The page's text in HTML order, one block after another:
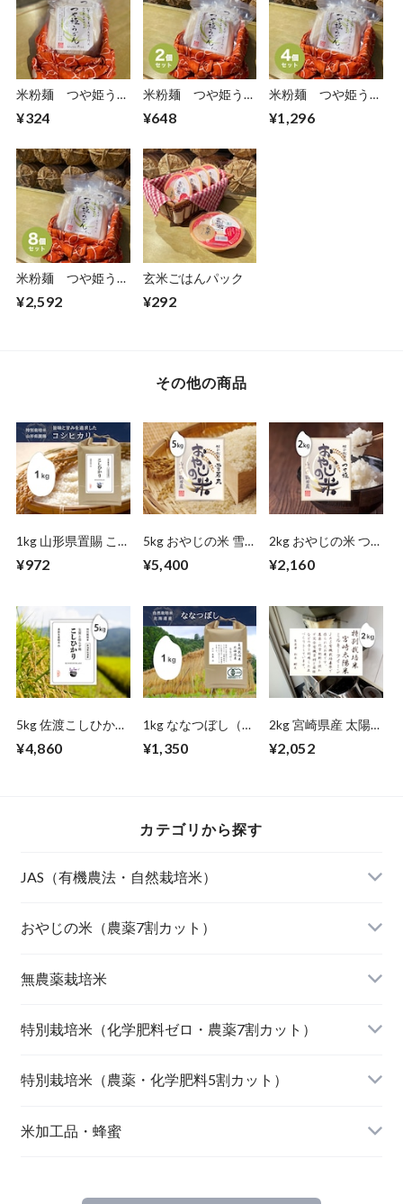
米粉麺 つや姫うど
¥324
米粉麺 つや姫うど
ト）
¥648
米粉麺 つや姫うど
ト）
¥1,296
米粉麺 つや姫うど
ト）
¥2,592
玄米ごはんパック
¥292
その他の商品
1kg 山形県置賜 こ
¥972
5kg おやじの米 雪
¥5,400
2kg おやじの米 つ
¥2,160
5kg 佐渡こしひかり
¥4,860
1kg ななつぼし（北
¥1,350
2kg 宮崎県産 太陽
（無農薬栽培米）
¥2,052
カテゴリから探す
JAS（有機農法・自然栽培米）
山形東置賜 つや姫（有機栽培米）
山形庄内 ミルキークィーン（有機栽培米）
北海道産 おぼろづき（自然栽培米）
北海道産 ななつぼし（自然栽培米）
島根松江きぬむすめ(有機栽培米)
おやじの米（農薬7割カット）
おやじの米 山形鶴岡産 雪若丸
【完売】おやじの米 山形鶴岡産ササニシキ
おやじの米 山形鶴岡産つや姫
おやじの米 山形鶴岡産こしひかり
無農薬栽培米
宮崎県産 太陽米ミルキークィーン
【完売】島根奥出雲産 櫛名田姫米こしひかり
【完売】新潟燕産 こしひかり
特別栽培米（化学肥料ゼロ・農薬7割カット）
風さやか（長野）
JAたじま コウノトリ育むお米 こしひかり（兵
山形県庄内 ミルキークイーン
特別栽培米（農薬・化学肥料5割カット）
新潟佐渡産 こしひかり
米加工品・蜂蜜